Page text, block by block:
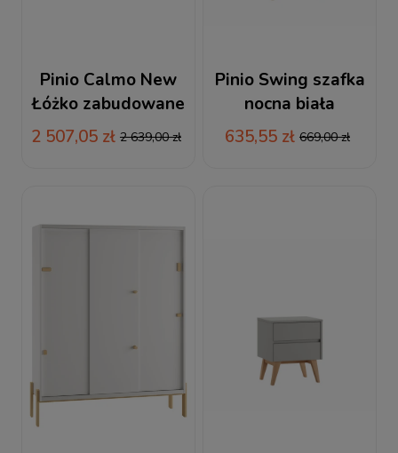
Pinio Calmo New
Łóżko zabudowane
200x90
2 507,05 zł 2 639,00 zł
Pinio Swing szafka
nocna biała
635,55 zł 669,00 zł